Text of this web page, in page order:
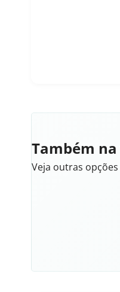
Também
Veja outras